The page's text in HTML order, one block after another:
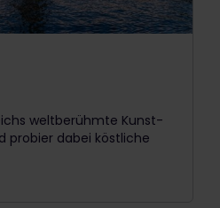
weltberühmte Kunst-
probier dabei köstliche